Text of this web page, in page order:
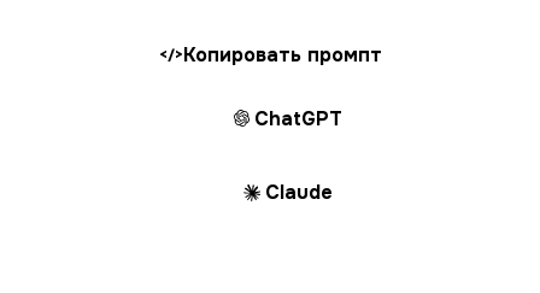
</>Копировать промпт
ChatGPT
Claude